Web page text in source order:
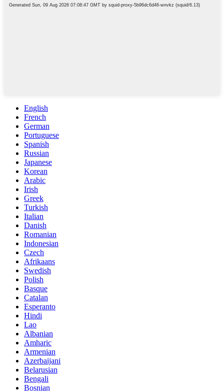
English
French
German
Portuguese
Spanish
Russian
Japanese
Korean
Arabic
Irish
Greek
Turkish
Italian
Danish
Romanian
Indonesian
Czech
Afrikaans
Swedish
Polish
Basque
Catalan
Esperanto
Hindi
Lao
Albanian
Amharic
Armenian
Azerbaijani
Belarusian
Bengali
Bosnian